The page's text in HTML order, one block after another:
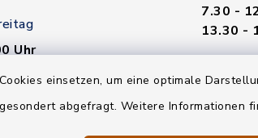
einsetzen, um eine optimale
abgefragt. Weitere Informationen
Uhr
Uhr
7.30 -
13.30 -
13.30 -